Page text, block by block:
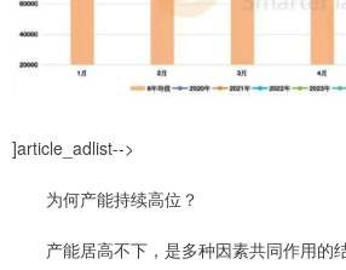
]article_adlist-->
为何产能持续高位？
产能居高不下，是多种因素共同作用的